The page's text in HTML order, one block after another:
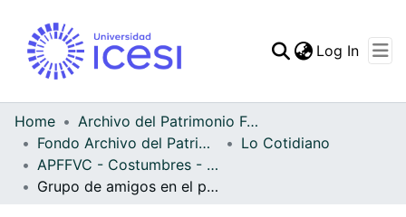
Statistics
Log In
Home
Archivo del Patrimonio Fotográfico y Fílmico del Valle del Cauca
Fondo Archivo del Patrimonio Fotográfico y Fílmico del Valle del Cauca
Lo Cotidiano
APFFVC - Costumbres - Patrimonial
Grupo de amigos en el parque principal: Vladimir Vásquez "Tostao", Mario Dominguze, Carlos Holguín (clarinetista) y Alfredo Lena (invidente)